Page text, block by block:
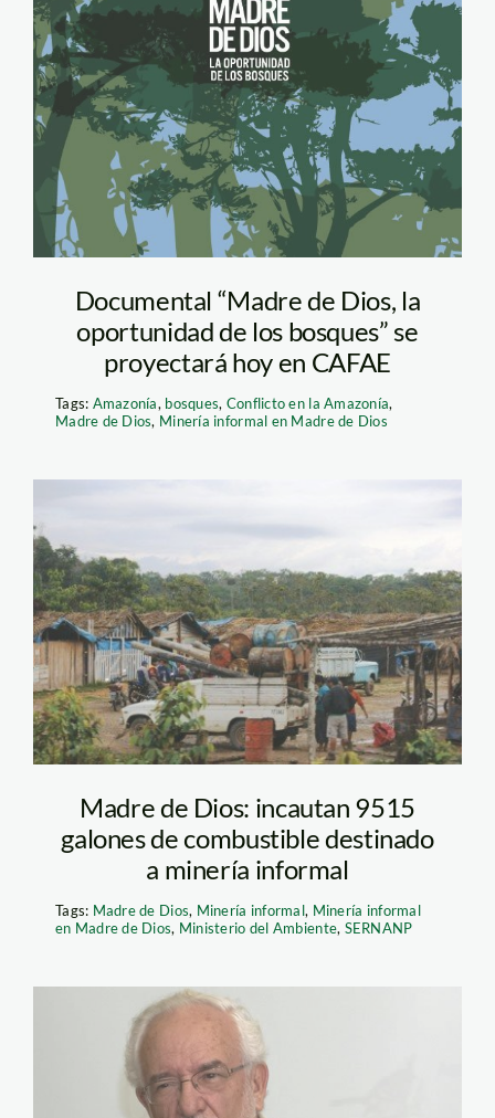
Documental “Madre de Dios, la
oportunidad de los bosques” se
proyectará hoy en CAFAE
Tags: Amazonía, bosques, Conflicto en la Amazonía,
Madre de Dios, Minería informal en Madre de Dios
Madre de Dios: incautan 9515
galones de combustible destinado
a minería informal
Tags: Madre de Dios, Minería informal, Minería informal
en Madre de Dios, Ministerio del Ambiente, SERNANP
brack_antonio_spda